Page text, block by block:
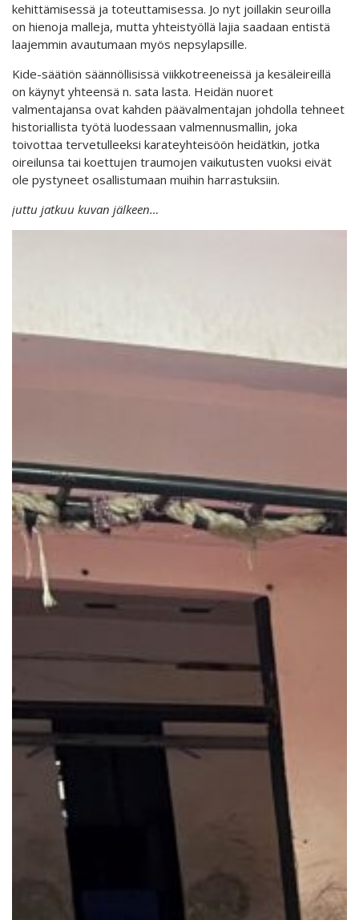
kehittämisessä ja toteuttamisessa. Jo nyt joillakin seuroilla
on hienoja malleja, mutta yhteistyöllä lajia saadaan entistä
laajemmin avautumaan myös nepsylapsille.
Kide-säätiön säännöllisissä viikkotreeneissä ja kesäleireillä
on käynyt yhteensä n. sata lasta. Heidän nuoret
valmentajansa ovat kahden päävalmentajan johdolla tehneet
historiallista työtä luodessaan valmennusmallin, joka
toivottaa tervetulleeksi karateyhteisöön heidätkin, jotka
oireilunsa tai koettujen traumojen vaikutusten vuoksi eivät
ole pystyneet osallistumaan muihin harrastuksiin.
juttu jatkuu kuvan jälkeen…